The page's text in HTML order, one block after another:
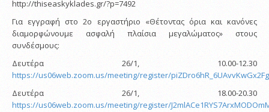
http://thiseaskyklades.gr/?p=7492
Για εγγραφή στο 2ο εργαστήριο «Θέτοντας όρια και κανόνες
διαμορφώνουμε ασφαλή πλαίσια μεγαλώματος» στους
συνδέσμους:
Δευτέρα 26/1, 10.00-12.30
https://us06web.zoom.us/meeting/register/piZDro6hR_6UAvvKwGx2Fg
Δευτέρα 26/1, 18.00-20.30
https://us06web.zoom.us/meeting/register/